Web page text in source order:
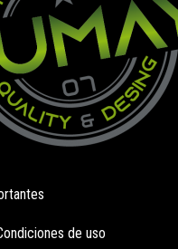
producto
de uso